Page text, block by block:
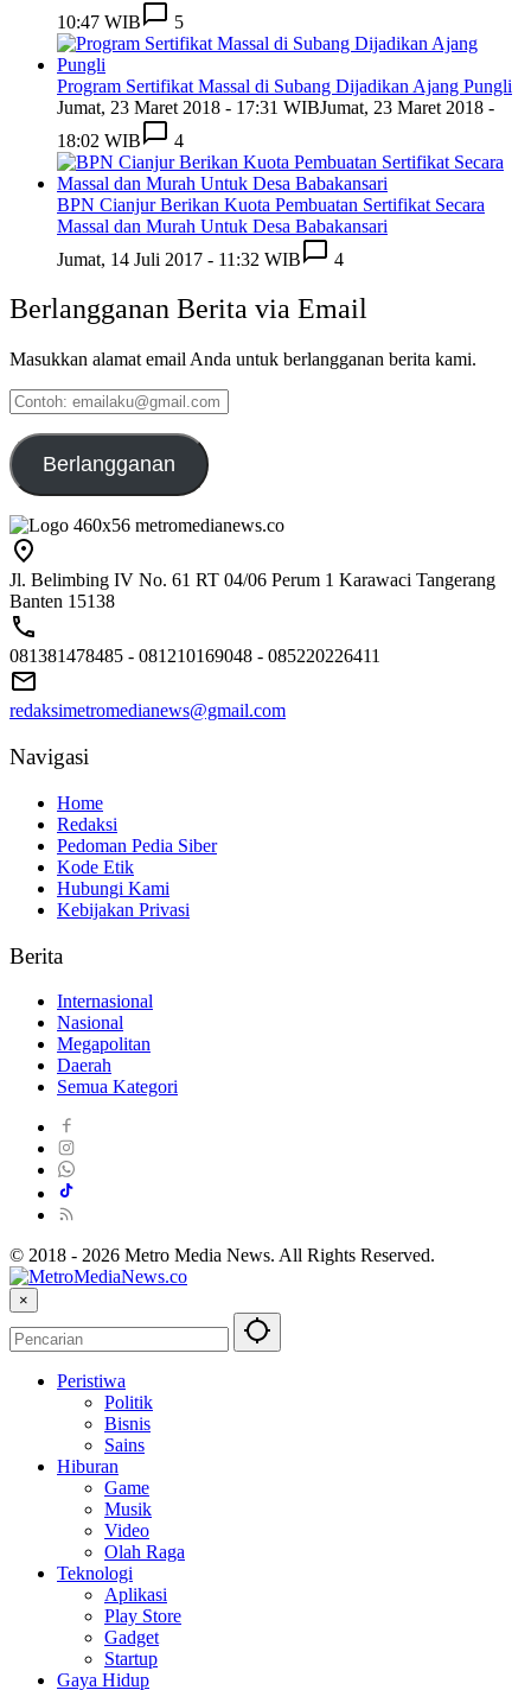
10:47 WIB
5
Program Sertifikat Massal di Subang Dijadikan Ajang Pungli
Jumat, 23 Maret 2018 - 17:31 WIBJumat, 23 Maret 2018 -
18:02 WIB
4
BPN Cianjur Berikan Kuota Pembuatan Sertifikat Secara
Massal dan Murah Untuk Desa Babakansari
Jumat, 14 Juli 2017 - 11:32 WIB
4
Berlangganan Berita via Email
Masukkan alamat email Anda untuk berlangganan berita kami.
Contoh:
emailaku@gmail.com
Berlangganan
Jl. Belimbing IV No. 61 RT 04/06 Perum 1 Karawaci Tangerang
Banten 15138
081381478485 - 081210169048 - 085220226411
redaksimetromedianews@gmail.com
Navigasi
Home
Redaksi
Pedoman Pedia Siber
Kode Etik
Hubungi Kami
Kebijakan Privasi
Berita
Internasional
Nasional
Megapolitan
Daerah
Semua Kategori
© 2018 - 2026 Metro Media News. All Rights Reserved.
×
Peristiwa
Politik
Bisnis
Sains
Hiburan
Game
Musik
Video
Olah Raga
Teknologi
Aplikasi
Play Store
Gadget
Startup
Gaya Hidup